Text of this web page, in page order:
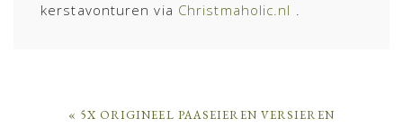
kerstavonturen via Christmaholic.nl .
PREVIOUS
« 5X ORIGINEEL PAASEIEREN VERSIEREN